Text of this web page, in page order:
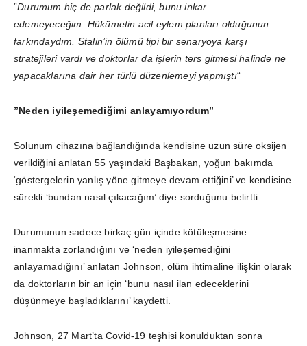
”Durumum hiç de parlak değildi, bunu inkar
edemeyeceğim. Hükümetin acil eylem planları olduğunun
farkındaydım. Stalin’in ölümü tipi bir senaryoya karşı
stratejileri vardı ve doktorlar da işlerin ters gitmesi halinde ne
yapacaklarına dair her türlü düzenlemeyi yapmıştı“
”Neden iyileşemediğimi anlayamıyordum”
Solunum cihazına bağlandığında kendisine uzun süre oksijen
verildiğini anlatan 55 yaşındaki Başbakan, yoğun bakımda
‘göstergelerin yanlış yöne gitmeye devam ettiğini’ ve kendisine
sürekli ‘bundan nasıl çıkacağım’ diye sorduğunu belirtti.
Durumunun sadece birkaç gün içinde kötüleşmesine
inanmakta zorlandığını ve ‘neden iyileşemediğini
anlayamadığını’ anlatan Johnson, ölüm ihtimaline ilişkin olarak
da doktorların bir an için ‘bunu nasıl ilan edeceklerini
düşünmeye başladıklarını’ kaydetti.
Johnson, 27 Mart’ta Covid-19 teşhisi konulduktan sonra